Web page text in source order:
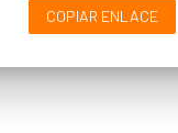
COPIAR ENLACE